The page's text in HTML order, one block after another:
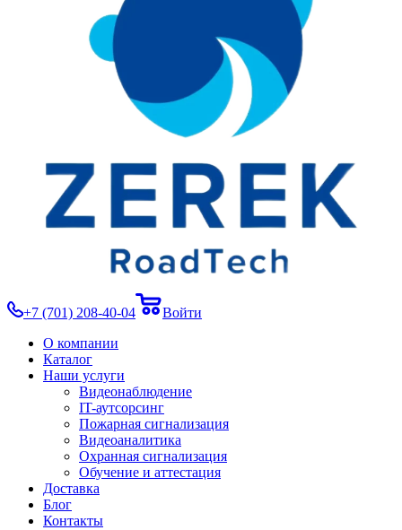
+7 (701) 208-40-04
Войти
О компании
Каталог
Наши услуги
Видеонаблюдение
IT-аутсорсинг
Пожарная сигнализация
Видеоаналитика
Охранная сигнализация
Обучение и аттестация
Доставка
Блог
Контакты